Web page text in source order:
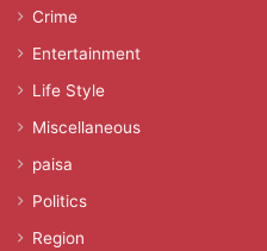
Crime
Entertainment
Life Style
Miscellaneous
paisa
Politics
Region